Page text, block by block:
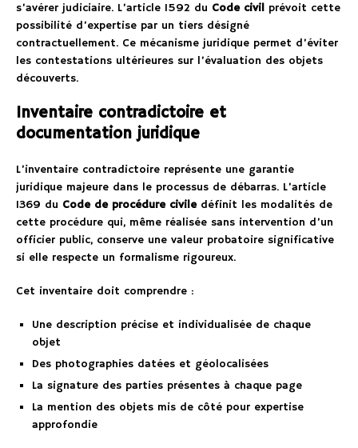
s’avérer judiciaire. L’article 1592 du Code civil prévoit cette
possibilité d’expertise par un tiers désigné
contractuellement. Ce mécanisme juridique permet d’éviter
les contestations ultérieures sur l’évaluation des objets
découverts.
Inventaire contradictoire et
documentation juridique
L’inventaire contradictoire représente une garantie
juridique majeure dans le processus de débarras. L’article
1369 du Code de procédure civiledéfinit les modalités de
cette procédure qui, même réalisée sans intervention d’un
officier public, conserve une valeur probatoire significative
si elle respecte un formalisme rigoureux.
Cet inventaire doit comprendre :
Une description précise et individualisée de chaque
objet
Des photographies datées et géolocalisées
La signature des parties présentes à chaque page
La mention des objets mis de côté pour expertise
approfondie